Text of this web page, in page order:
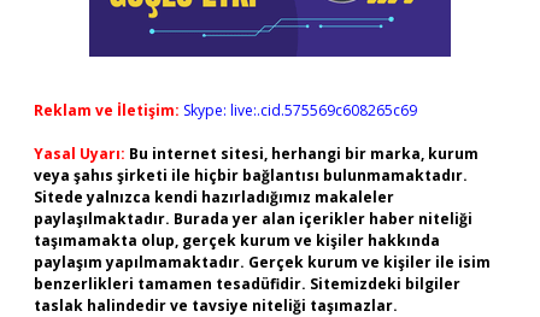
Reklam ve İletişim: Skype: live:.cid.575569c608265c69
Yasal Uyarı: Bu internet sitesi, herhangi bir marka, kurum
veya şahıs şirketi ile hiçbir bağlantısı bulunmamaktadır.
Sitede yalnızca kendi hazırladığımız makaleler
paylaşılmaktadır. Burada yer alan içerikler haber niteliği
taşımamakta olup, gerçek kurum ve kişiler hakkında
paylaşım yapılmamaktadır. Gerçek kurum ve kişiler ile isim
benzerlikleri tamamen tesadüfidir. Sitemizdeki bilgiler
taslak halindedir ve tavsiye niteliği taşımazlar.